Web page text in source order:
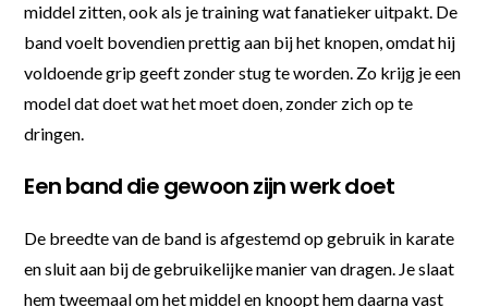
middel zitten, ook als je training wat fanatieker uitpakt. De
band voelt bovendien prettig aan bij het knopen, omdat hij
voldoende grip geeft zonder stug te worden. Zo krijg je een
model dat doet wat het moet doen, zonder zich op te
dringen.
Een band die gewoon zijn werk doet
De breedte van de band is afgestemd op gebruik in karate
en sluit aan bij de gebruikelijke manier van dragen. Je slaat
hem tweemaal om het middel en knoopt hem daarna vast